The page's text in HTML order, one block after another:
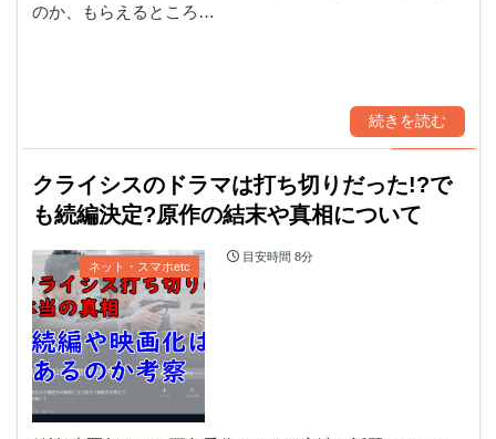
のか、もらえるところ…
続きを読む
クライシスのドラマは打ち切りだった!?で
も続編決定?原作の結末や真相について
ネット・スマホetc
目安時間 8分